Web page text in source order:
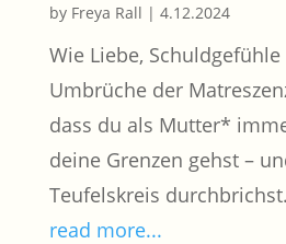
by Freya Rall | 4.12.2024
Wie Liebe,
Umbrüche der
dass du als Mutter*
deine Grenzen gehst –
Teufelskreis durchbrichst.
read more...